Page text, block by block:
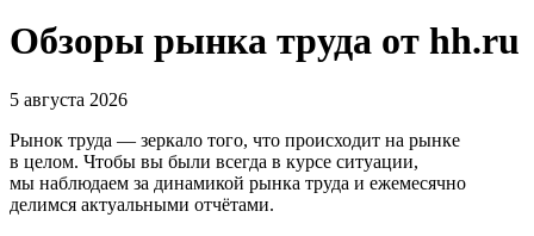
Обзоры рынка труда от hh.ru
5 августа 2026
Рынок труда — зеркало того, что происходит на рынке
в целом. Чтобы вы были всегда в курсе ситуации,
мы наблюдаем за динамикой рынка труда и ежемесячно
делимся актуальными отчётами.